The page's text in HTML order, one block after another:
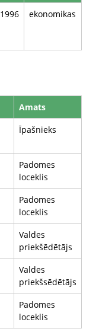
1996 ekonomikas
Amats
Īpašnieks
Padomes
loceklis
Padomes
loceklis
Valdes
priekšēdētājs
Valdes
priekšsēdētājs
Padomes
loceklis